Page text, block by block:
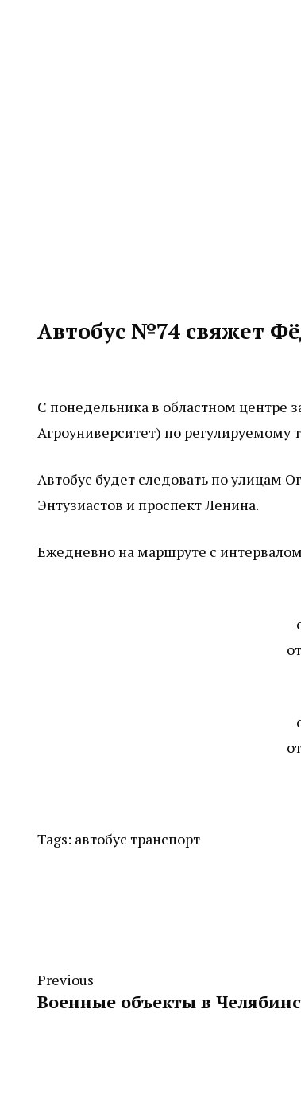
Автобус №74 свяжет
С понедельника в областном центре
Агроуниверситет) по регулируемому
Автобус будет следовать по улицам
Энтузиастов и проспект Ленина.
Ежедневно на маршруте с интервалом
Tags: автобус транспорт
Previous
Военные объекты в